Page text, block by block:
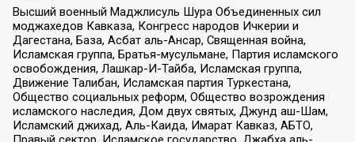
Высший военный Маджлисуль Шура Объединенных сил
моджахедов Кавказа, Конгресс народов Ичкерии и
Дагестана, База, Асбат аль-Ансар, Священная война,
Исламская группа, Братья-мусульмане, Партия исламского
освобождения, Лашкар-И-Тайба, Исламская группа,
Движение Талибан, Исламская партия Туркестана,
Общество социальных реформ, Общество возрождения
исламского наследия, Дом двух святых, Джунд аш-Шам,
Исламский джихад, Аль-Каида, Имарат Кавказ, АБТО,